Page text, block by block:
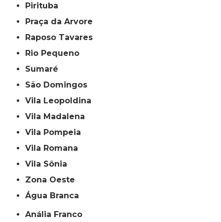
Pirituba
Praça da Arvore
Raposo Tavares
Rio Pequeno
Sumaré
São Domingos
Vila Leopoldina
Vila Madalena
Vila Pompeia
Vila Romana
Vila Sônia
Zona Oeste
Água Branca
Anália Franco